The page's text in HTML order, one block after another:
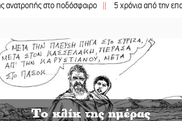
στο ποδόσφαιρο || 5 χρόνια από την
Το κλίκ της ημέρας